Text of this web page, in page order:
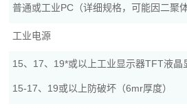
普通或工业PC（详细规格，可能因二聚
工业电源
15、17、19*或以上工业显示器TFT液晶
15-17、19或以上防破坏（6mr厚度）